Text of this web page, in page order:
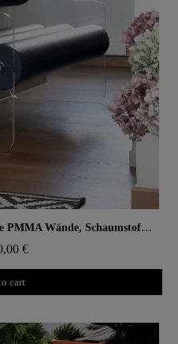
rapide Design Bank MW04 – Gegossene PMMA Wände, Schaumstoffsitz
€
cart